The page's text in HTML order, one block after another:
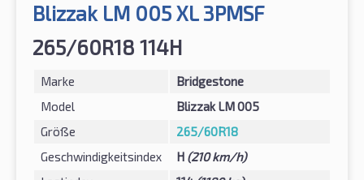
Blizzak LM 005 XL 3PMSF
265/60R18 114H
Marke
Bridgestone
Model
Blizzak LM 005
Größe
265/60R18
Geschwindigkeitsindex
H (210 km/h)